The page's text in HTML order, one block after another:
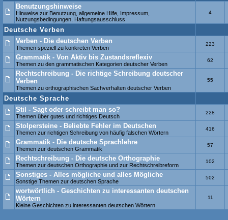
Benutzungshinweise
Hinweise zur Benutzung, allgemeine Hilfe, Impressum,
Nutzungsbedingungen, Haftungsausschluss
4
Deutsche Verben
Verben - Die deutschen Verben
Themen speziell zu konkreten Verben
223
Grammatik - Von Aktiv bis Zustandsreflexiv
Themen zu den grammatischen Kategorien deutscher Verben
62
Rechtschreibung - Die richtige Schreibung deutscher
Verben
Themen zu orthographischen Sachverhalten deutscher Verben
55
Deutsche Sprache
Stil - Sagt oder schreibt man so?
Themen über gutes und richtiges Deutsch
228
Stolpersteine - Beliebte Fehler im Deutschen
Themen zur richtigen Schreibung von häufig falschen Wörtern
416
Grammatik - Die deutsche Sprachlehre
Themen zur deutschen Grammatik
57
Rechtschreibung - Die deutsche Orthographie
Themen zur deutschen Orthographie und zur Rechtschreibreform
102
Sonstiges - Alles mögliche und alles Mögliche
Sonstige Themen zur deutschen Sprache
502
wortwörtlich - Geschichten zu interessanten deutschen
Wörtern
Kleine Geschichten zu interessanten deutschen Wörtern
11